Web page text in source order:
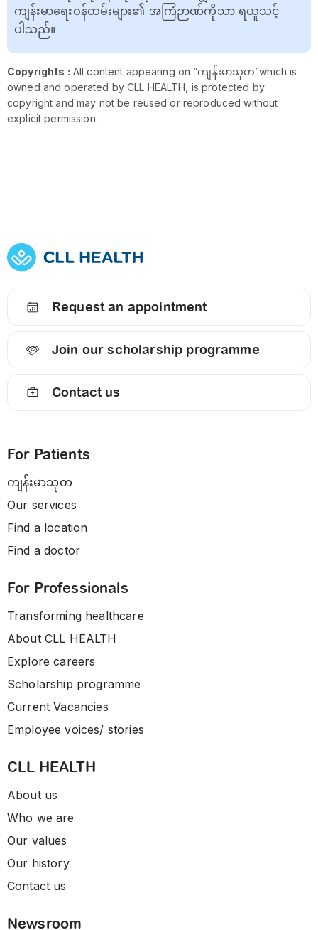
ကျန်းမာရေးဝန်ထမ်းများ၏ အကြံဉာဏ်ကိုသာ ရယူသင့်
ပါသည်။
Copyrights : All content appearing on “ကျန်းမာသုတ”which is
owned and operated by CLL HEALTH, is protected by
copyright and may not be reused or reproduced without
explicit permission.
Request an appointment
Join our scholarship programme
Contact us
For Patients
ကျန်းမာသုတ
Our services
Find a location
Find a doctor
For Professionals
Transforming healthcare
About CLL HEALTH
Explore careers
Scholarship programme
Current Vacancies
Employee voices/ stories
CLL HEALTH
About us
Who we are
Our values
Our history
Contact us
Newsroom